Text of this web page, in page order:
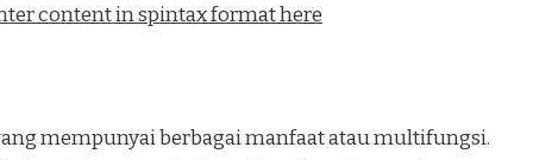
content in spintax format here
mempunyai berbagai manfaat atau multifungsi.